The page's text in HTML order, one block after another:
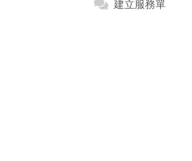
建立服務單